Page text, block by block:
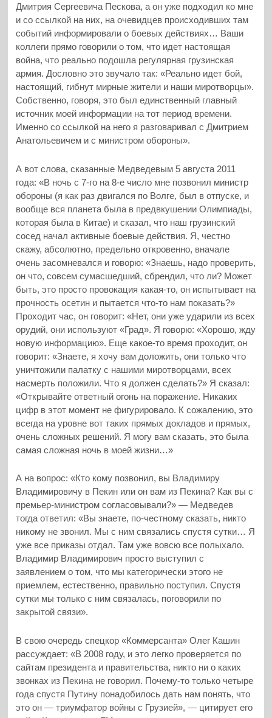
Дмитрия Сергеевича Пескова, а он уже подходил ко мне
и со ссылкой на них, на очевидцев происходивших там
событий информировали о боевых действиях… Ваши
коллеги прямо говорили о том, что идет настоящая
война, что реально подошла регулярная грузинская
армия. Дословно это звучало так: «Реально идет бой,
настоящий, гибнут мирные жители и наши миротворцы».
Собственно, говоря, это был единственный главный
источник моей информации на тот период времени.
Именно со ссылкой на него я разговаривал с Дмитрием
Анатольевичем и с министром обороны».
А вот слова, сказанные Медведевым 5 августа 2011
года: «В ночь с 7-го на 8-е число мне позвонил министр
обороны (я как раз двигался по Волге, был в отпуске, и
вообще вся планета была в предвкушении Олимпиады,
которая была в Китае) и сказал, что наш грузинский
сосед начал активные боевые действия. Я, честно
скажу, абсолютно, предельно откровенно, вначале
очень засомневался и говорю: «Знаешь, надо проверить,
он что, совсем сумасшедший, сбрендил, что ли? Может
быть, это просто провокация какая-то, он испытывает на
прочность осетин и пытается что-то нам показать?»
Проходит час, он говорит: «Нет, они уже ударили из всех
орудий, они используют «Град». Я говорю: «Хорошо, жду
новую информацию». Еще какое-то время проходит, он
говорит: «Знаете, я хочу вам доложить, они только что
уничтожили палатку с нашими миротворцами, всех
насмерть положили. Что я должен сделать?» Я сказал:
«Открывайте ответный огонь на поражение. Никаких
цифр в этот момент не фигурировало. К сожалению, это
всегда на уровне вот таких прямых докладов и прямых,
очень сложных решений. Я могу вам сказать, это была
самая сложная ночь в моей жизни…»
А на вопрос: «Кто кому позвонил, вы Владимиру
Владимировичу в Пекин или он вам из Пекина? Как вы с
премьер-министром согласовывали?» — Медведев
тогда ответил: «Вы знаете, по-честному сказать, никто
никому не звонил. Мы с ним связались спустя сутки… Я
уже все приказы отдал. Там уже вовсю все полыхало.
Владимир Владимирович просто выступил с
заявлением о том, что мы категорически этого не
приемлем, естественно, правильно поступил. Спустя
сутки мы только с ним связалась, поговорили по
закрытой связи».
В свою очередь спецкор «Коммерсанта» Олег Кашин
рассуждает: «В 2008 году, и это легко проверяется по
сайтам президента и правительства, никто ни о каких
звонках из Пекина не говорил. Почему-то только четыре
года спустя Путину понадобилось дать нам понять, что
это он — триумфатор войны с Грузией», — цитирует его